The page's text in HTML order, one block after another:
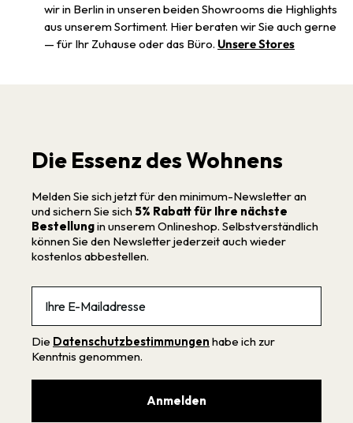
wir in Berlin in unseren beiden Showrooms die Highlights
aus unserem Sortiment. Hier beraten wir Sie auch gerne
— für Ihr Zuhause oder das Büro. Unsere Stores
Die Essenz des Wohnens
Melden Sie sich jetzt für den minimum-Newsletter an
und sichern Sie sich 5% Rabatt für Ihre nächste
Bestellungin unserem Onlineshop. Selbstverständlich
können Sie den Newsletter jederzeit auch wieder
kostenlos abbestellen.
Die Datenschutzbestimmungen habe ich zur
Kenntnis genommen.
Anmelden